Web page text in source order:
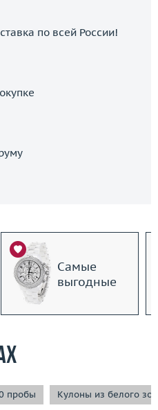
по всей России!
Самые
выгодные
пробы Кулоны из белого